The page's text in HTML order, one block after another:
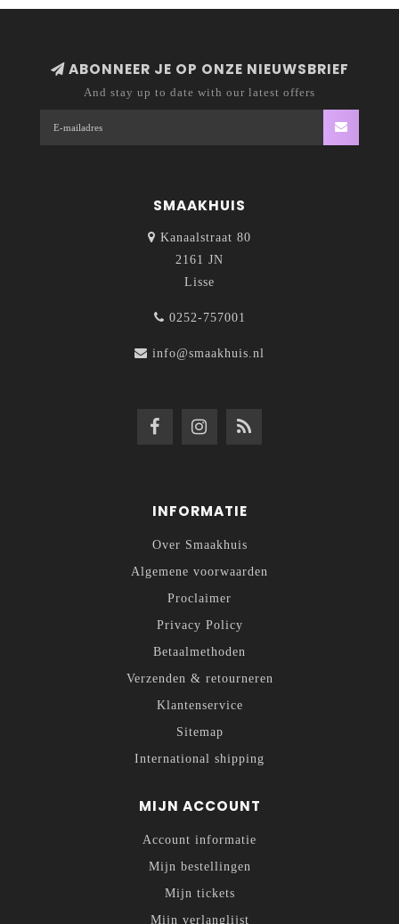
ABONNEER JE OP ONZE NIEUWSBRIEF
And stay up to date with our latest offers
SMAAKHUIS
Kanaalstraat 80
2161 JN
Lisse
0252-757001
info@smaakhuis.nl
INFORMATIE
Over Smaakhuis
Algemene voorwaarden
Proclaimer
Privacy Policy
Betaalmethoden
Verzenden & retourneren
Klantenservice
Sitemap
International shipping
MIJN ACCOUNT
Account informatie
Mijn bestellingen
Mijn tickets
Mijn verlanglijst